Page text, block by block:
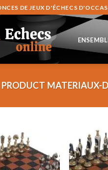
DE JEUX D'ÉCHECS
PRODUCT MATERIAUX-